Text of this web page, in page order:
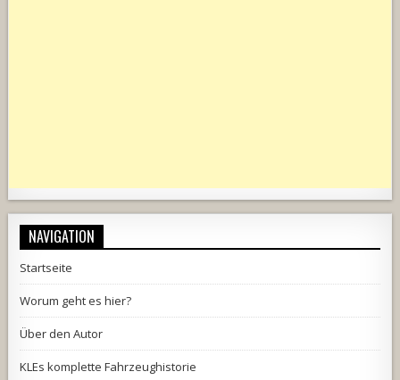
NAVIGATION
Startseite
Worum geht es hier?
Über den Autor
KLEs komplette Fahrzeughistorie